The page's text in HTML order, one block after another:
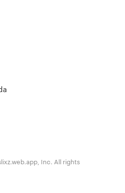
Inc. All rights